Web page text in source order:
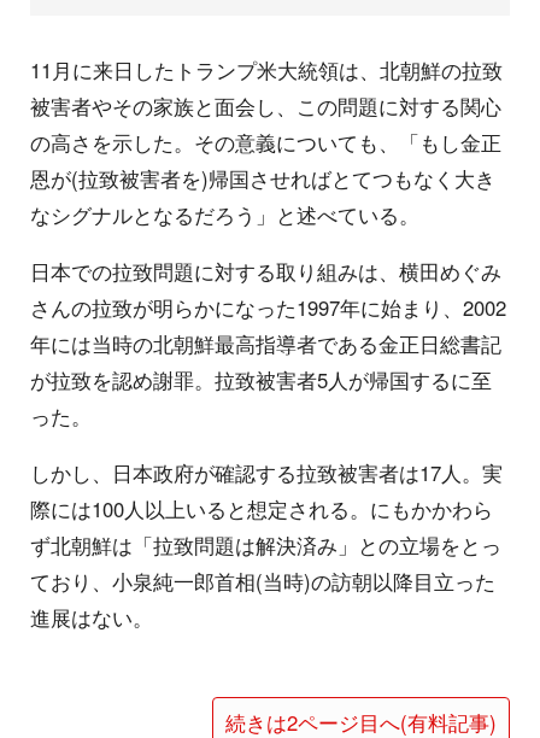
11月に来日したトランプ米大統領は、北朝鮮の拉致
被害者やその家族と面会し、この問題に対する関心
の高さを示した。その意義についても、「もし金正
恩が(拉致被害者を)帰国させればとてつもなく大き
なシグナルとなるだろう」と述べている。
日本での拉致問題に対する取り組みは、横田めぐみ
さんの拉致が明らかになった1997年に始まり、2002
年には当時の北朝鮮最高指導者である金正日総書記
が拉致を認め謝罪。拉致被害者5人が帰国するに至
った。
しかし、日本政府が確認する拉致被害者は17人。実
際には100人以上いると想定される。にもかかわら
ず北朝鮮は「拉致問題は解決済み」との立場をとっ
ており、小泉純一郎首相(当時)の訪朝以降目立った
進展はない。
続きは2ページ目へ(有料記事)